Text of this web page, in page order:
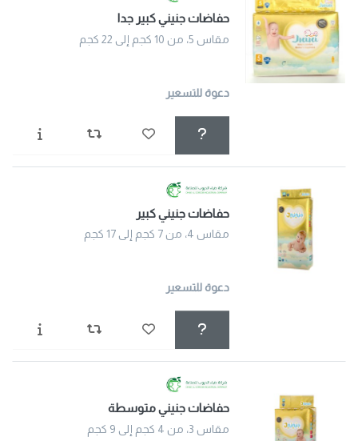
حفاضات جنيني كبير جدا
مقاس 5، من 10 كجم إلى 22 كجم
دعوة للتسعير
حفاضات جنيني كبير
مقاس 4، من 7 كجم إلى 17 كجم
دعوة للتسعير
حفاضات جنيني متوسطة
مقاس 3، من 4 كجم إلى 9 كجم